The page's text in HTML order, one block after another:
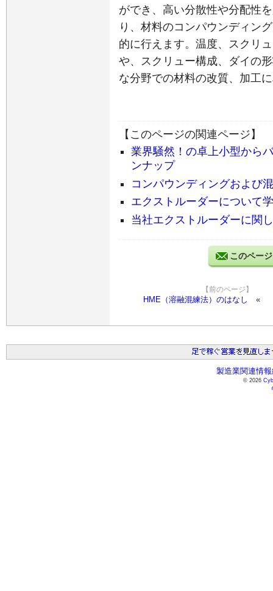
ができ、高い分散性や分配性
り、材料のコンパウンディン
的に行えます。温度、スクリ
や、スクリュー構成、ダイの
な分野での材料の改質、加工
【このページの関連ページ】
業界騒然！の卓上小型から
ンナップ
コンパウンディングおよび
エクストルーダーについて
当社エクストルーダーに関
このペー
【前のページ】
HME（溶融混練法）のはなし
製造業関連情
© 2026